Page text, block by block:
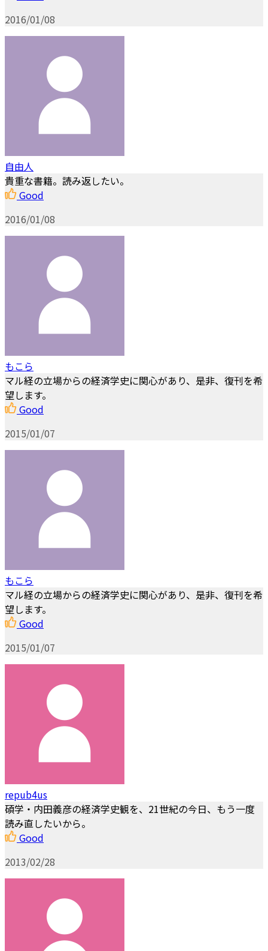
2016/01/08
自由人
貴重な書籍。読み返したい。
Good
2016/01/08
もこら
マル経の立場からの経済学史に関心があり、是非、復刊を希
望します。
Good
2015/01/07
もこら
マル経の立場からの経済学史に関心があり、是非、復刊を希
望します。
Good
2015/01/07
repub4us
碩学・内田義彦の経済学史観を、21世紀の今日、もう一度
読み直したいから。
Good
2013/02/28